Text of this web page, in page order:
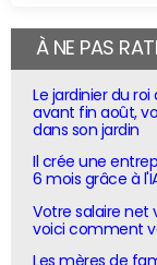
À NE PAS
Le jardinier du
avant fin août,
dans son jardin
Il crée une
6 mois grâce à
Votre salaire
voici comment
Les mères de